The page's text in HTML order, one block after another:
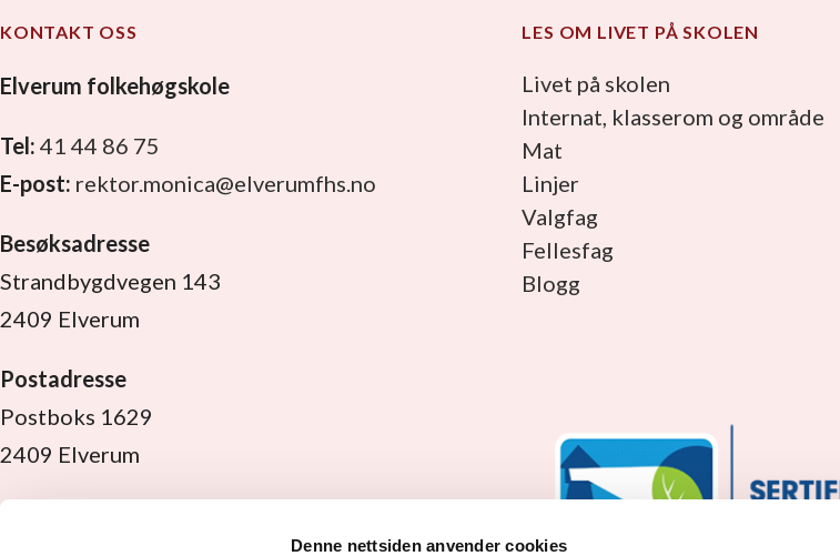
Denne nettsiden anvender cookies
KONTAKT OSS
Elverum folkehøgskole
Tel: 41 44 86 75
E-post: rektor.monica@elverumfhs.no
Besøksadresse
Strandbygdvegen 143
2409 Elverum
Postadresse
Postboks 1629
2409 Elverum
LES OM LIVET PÅ SKOLEN
Livet på skolen
Internat, klasserom og område
Mat
Linjer
Valgfag
Fellesfag
Blogg